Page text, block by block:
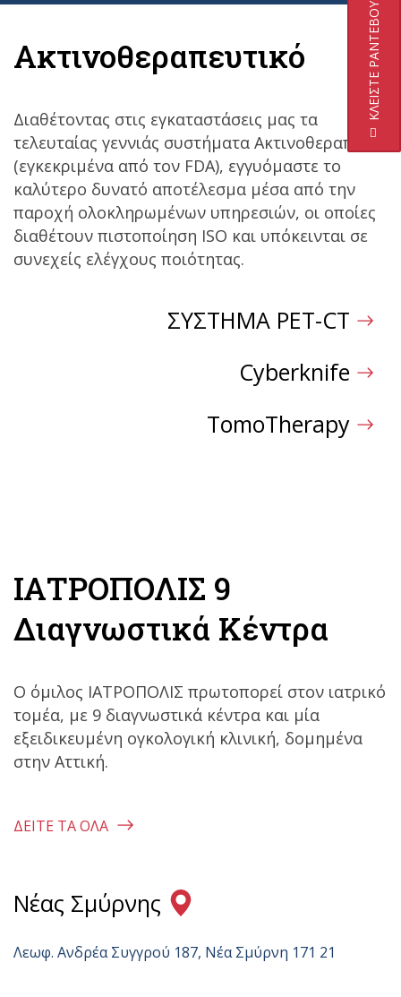
ΚΛΕΙΣΤΕ ΡΑΝΤΕΒΟΥ
Ακτινοθεραπευτικό
Διαθέτοντας στις εγκαταστάσεις μας τα
τελευταίας γεννιάς συστήματα Ακτινοθεραπείας
(εγκεκριμένα από τον FDA), εγγυόμαστε το
καλύτερο δυνατό αποτέλεσμα μέσα από την
παροχή ολοκληρωμένων υπηρεσιών, οι οποίες
διαθέτουν πιστοποίηση ISO και υπόκεινται σε
συνεχείς ελέγχους ποιότητας.
ΣΥΣΤΗΜΑ PET-CT
Cyberknife
TomoTherapy
ΙΑΤΡΟΠΟΛΙΣ 9
Διαγνωστικά Κέντρα
Ο όμιλος ΙΑΤΡΟΠΟΛΙΣ πρωτοπορεί στον ιατρικό
τομέα, με 9 διαγνωστικά κέντρα και μία
εξειδικευμένη ογκολογική κλινική, δομημένα
στην Αττική.
ΔΕΊΤΕ ΤΑ ΌΛΑ
Νέας Σμύρνης
Λεωφ. Ανδρέα Συγγρού 187, Νέα Σµύρνη 171 21